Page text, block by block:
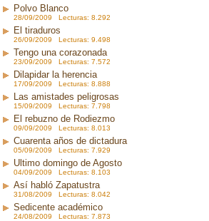
Polvo Blanco
28/09/2009 Lecturas: 8.292
El tiraduros
26/09/2009 Lecturas: 9.498
Tengo una corazonada
23/09/2009 Lecturas: 7.572
Dilapidar la herencia
17/09/2009 Lecturas: 8.888
Las amistades peligrosas
15/09/2009 Lecturas: 7.798
El rebuzno de Rodiezmo
09/09/2009 Lecturas: 8.013
Cuarenta años de dictadura
05/09/2009 Lecturas: 7.929
Ultimo domingo de Agosto
04/09/2009 Lecturas: 8.103
Así habló Zapatustra
31/08/2009 Lecturas: 8.042
Sedicente académico
24/08/2009 Lecturas: 7.873